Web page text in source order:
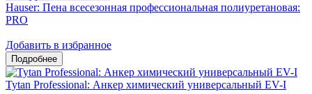
Hauser: Пена всесезонная профессиональная полиуретановая:
PRO
Добавить в избранное
Tytan Professional: Анкер химический универсальный EV-I